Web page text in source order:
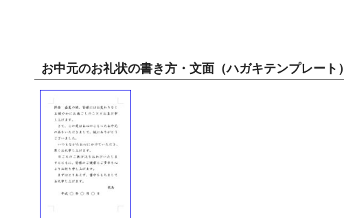
お中元のお礼状の書き方・文面（ハガキテンプレート）